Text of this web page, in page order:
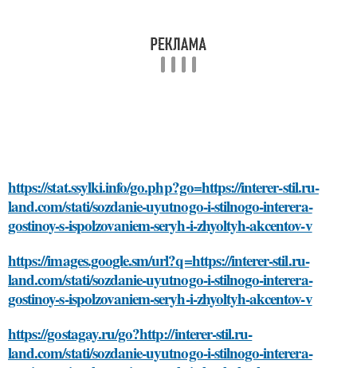
https://stat.ssylki.info/go.php?go=https://interer-stil.ru-
land.com/stati/sozdanie-uyutnogo-i-stilnogo-interera-
gostinoy-s-ispolzovaniem-seryh-i-zhyoltyh-akcentov-v
https://images.google.sm/url?q=https://interer-stil.ru-
land.com/stati/sozdanie-uyutnogo-i-stilnogo-interera-
gostinoy-s-ispolzovaniem-seryh-i-zhyoltyh-akcentov-v
https://gostagay.ru/go?http://interer-stil.ru-
land.com/stati/sozdanie-uyutnogo-i-stilnogo-interera-